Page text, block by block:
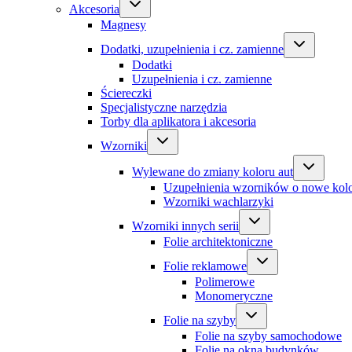
Akcesoria
Magnesy
Dodatki, uzupełnienia i cz. zamienne
Dodatki
Uzupełnienia i cz. zamienne
Ściereczki
Specjalistyczne narzędzia
Torby dla aplikatora i akcesoria
Wzorniki
Wylewane do zmiany koloru aut
Uzupełnienia wzorników o nowe
Wzorniki wachlarzyki
Wzorniki innych serii
Folie architektoniczne
Folie reklamowe
Polimerowe
Monomeryczne
Folie na szyby
Folie na szyby samochodowe